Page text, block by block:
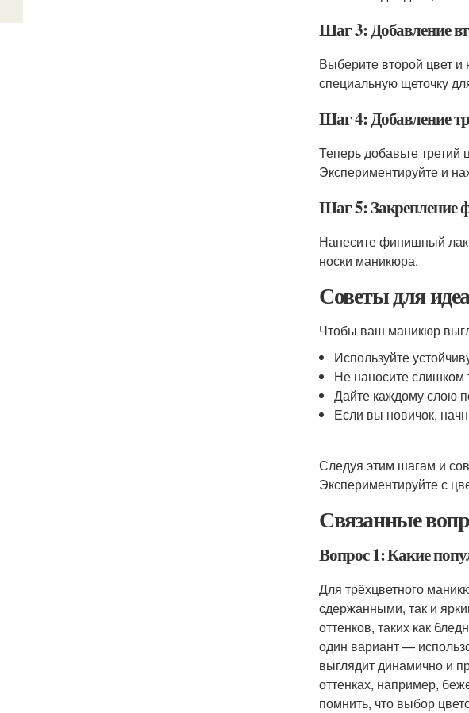
Шаг 3: Добавление
Выберите второй цвет и
специальную щеточку
Шаг 4: Добавление
Теперь добавьте третий
Экспериментируйте и
Шаг 5:
Нанесите финишный
носки маникюра.
Советы для
Чтобы ваш маникюр
Используйте
Не наносите слишком
Дайте каждому слою
Если вы новичок,
Следуя этим шагам и
Экспериментируйте с
Связанные
Вопрос 1: Какие
Для трёхцветного
сдержанными, так и
оттенков, таких как
один вариант —
выглядит динамично и
оттенках, например,
помнить, что выбор